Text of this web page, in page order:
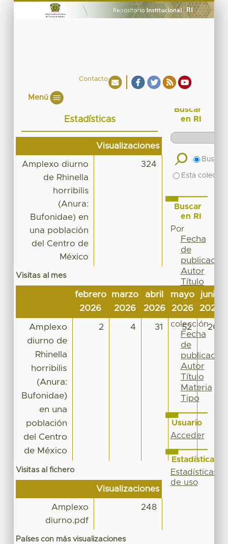
Contacto
Menú
Estadísticas
Visualizaciones
Amplexo diurno
de Rhinella
horribilis
(Anura:
Bufonidae) en
una población
del Centro de
México
324
Visitas al mes
febrero
2026
marzo
2026
abril
2026
mayo
2026
junio
2026
Amplexo
diurno de
Rhinella
horribilis
(Anura:
Bufonidae)
en una
población
del Centro
de México
2 4 31 52 20
Visitas al fichero
Visualizaciones
Amplexo
diurno.pdf
248
Países con más visualizaciones
Buscar
en RI
Buscar
Esta
Buscar
en RI
Por
Fecha
de
publicación
Autor
Título
Materia
Tipo
colección
Fecha
de
publicación
Autor
Título
Materia
Tipo
Usuario
Acceder
Estadísticas
Estadísticas
de uso